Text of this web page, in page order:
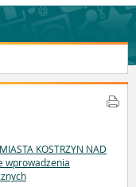
KOSTRZYN NAD
wprowadzenia